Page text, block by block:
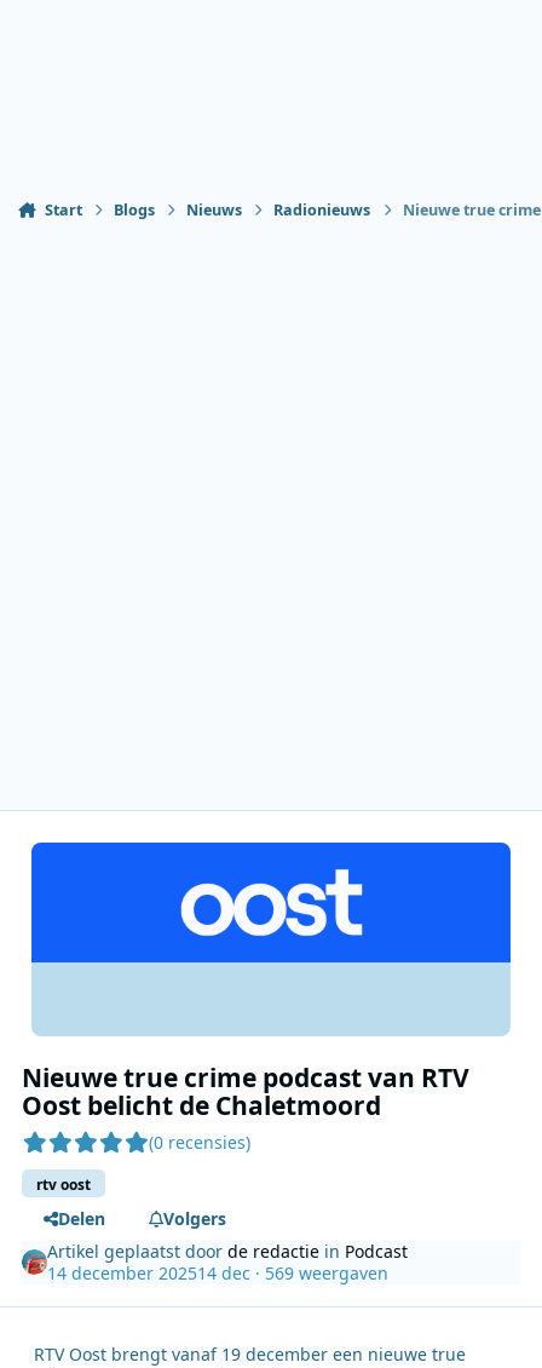
Start Blogs Nieuws Radionieuws Nieuwe true
Nieuwe true crime podcast van RTV
Oost belicht de Chaletmoord
(0 recensies)
rtv oost
Delen
Volgers
Artikel geplaatst doorde redactie in Podcast
14 december 202514 dec · 569 weergaven
RTV Oost brengt vanaf 19 december een nieuwe true